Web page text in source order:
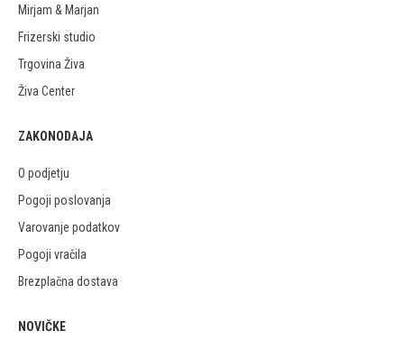
Mirjam & Marjan
Frizerski studio
Trgovina Živa
Živa Center
ZAKONODAJA
O podjetju
Pogoji poslovanja
Varovanje podatkov
Pogoji vračila
Brezplačna dostava
NOVIČKE